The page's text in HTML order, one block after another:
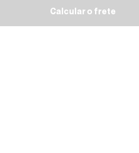
Calcular o frete